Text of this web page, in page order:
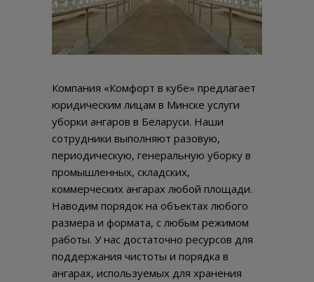
Компания «Комфорт в кубе» предлагает
юридическим лицам в Минске услуги
уборки ангаров в Беларуси. Наши
сотрудники выполняют разовую,
периодическую, генеральную уборку в
промышленных, складских,
коммерческих ангарах любой площади.
Наводим порядок на объектах любого
размера и формата, с любым режимом
работы. У нас достаточно ресурсов для
поддержания чистоты и порядка в
ангарах, используемых для хранения